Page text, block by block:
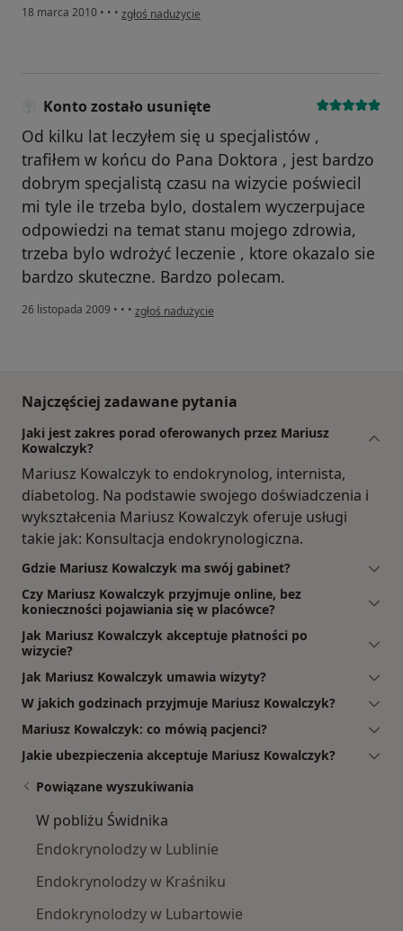
18 marca 2010 • • • w opinii użytkownika Konto zostało usunięte
zgłoś nadużycie
Konto zostało usunięte
Od kilku lat leczyłem się u specjalistów ,
trafiłem w końcu do Pana Doktora , jest bardzo
dobrym specjalistą czasu na wizycie poświecil
mi tyle ile trzeba bylo, dostalem wyczerpujace
odpowiedzi na temat stanu mojego zdrowia,
trzeba bylo wdrożyć leczenie , ktore okazalo sie
bardzo skuteczne. Bardzo polecam.
26 listopada 2009 • • • w opinii użytkownika Konto zostało usunięte
zgłoś nadużycie
Najczęściej zadawane pytania
Jaki jest zakres porad oferowanych przez Mariusz
Kowalczyk?
Mariusz Kowalczyk to endokrynolog, internista,
diabetolog. Na podstawie swojego doświadczenia i
wykształcenia Mariusz Kowalczyk oferuje usługi
takie jak: Konsultacja endokrynologiczna.
Gdzie Mariusz Kowalczyk ma swój gabinet?
Czy Mariusz Kowalczyk przyjmuje online, bez
konieczności pojawiania się w placówce?
Jak Mariusz Kowalczyk akceptuje płatności po
wizycie?
Jak Mariusz Kowalczyk umawia wizyty?
W jakich godzinach przyjmuje Mariusz Kowalczyk?
Mariusz Kowalczyk: co mówią pacjenci?
Jakie ubezpieczenia akceptuje Mariusz Kowalczyk?
Powiązane wyszukiwania
W pobliżu Świdnika
Endokrynolodzy w Lublinie
Endokrynolodzy w Kraśniku
Endokrynolodzy w Lubartowie